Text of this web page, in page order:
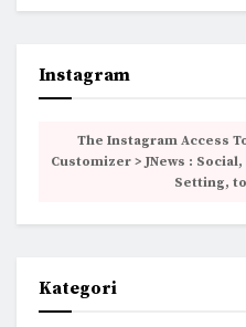
Instagram
The Instagram Access
Customizer > JNews :
Setting,
Kategori